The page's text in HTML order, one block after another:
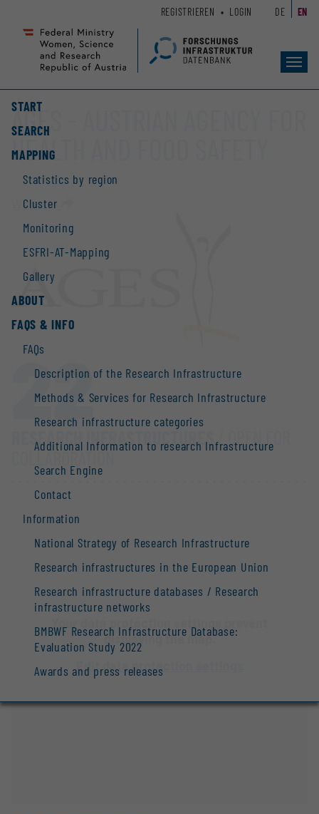
Seiteninhalt
Accesskey
Hauptnavigation
Accesskey
START
SEARCH
MAPPING
Statistics by region
Cluster
Monitoring
ESFRI-AT-Mapping
Gallery
ABOUT
FAQS & INFO
FAQs
Description of the Research Infrastructure
Methods & Services for Research Infrastructure
Research infrastructure categories
Additional Information to research Infrastructure
Search Engine
Contact
Information
National Strategy of Research Infrastructure
Research infrastructures in the European Union
Research infrastructure databases / Research
infrastructure networks
BMBWF Research Infrastructure Database:
Evaluation Study 2022
Awards and press releases
REGISTRIEREN LOGIN DE EN
AGES - AUSTRIAN AGENCY FOR
HEALTH AND FOOD SAFETY
Website
22
RESEARCH INFRASTRUCTURES / OPEN FOR
COLLABORATION
displaying the map.
Edit data protection settings